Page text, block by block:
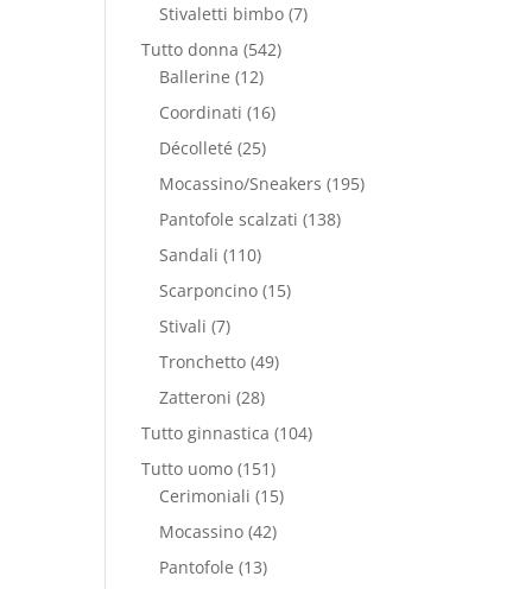
Stivaletti bimbo 77
Tutto donna 542542
Ballerine 1212
prodotti
Coordinati 1616
Décolleté 2525
prodotti
Mocassino/Sneakers 195195
Pantofole scalzati 138138
Sandali 110110
prodotti
Scarponcino 1515
Stivali 77
prodotti
Tronchetto 4949
Zatteroni 2828
prodotti
Tutto ginnastica 104104
Tutto uomo 151151
prodotti
Cerimoniali 1515
Mocassino 4242
Pantofole 1313